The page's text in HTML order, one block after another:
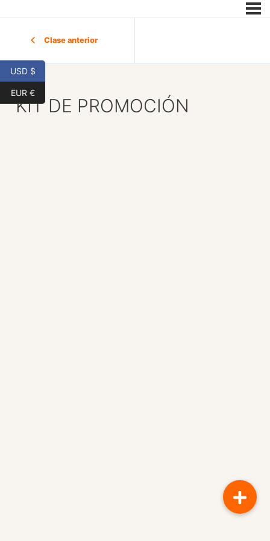
Clase anterior
KIT DE PROMOCIÓN
USD $
EUR €